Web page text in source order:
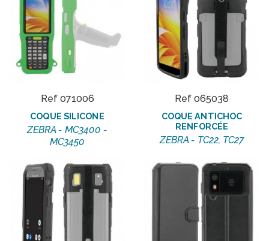
Ref 071006
COQUE SILICONE
ZEBRA - MC3400 -
MC3450
Ref 065038
COQUE ANTICHOC
RENFORCÉE
ZEBRA - TC22, TC27